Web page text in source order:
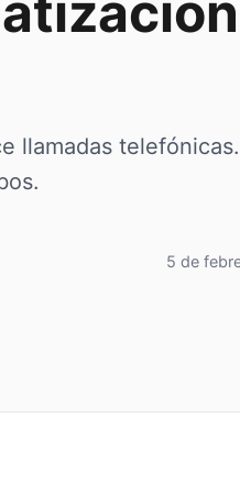
llamadas
5 de